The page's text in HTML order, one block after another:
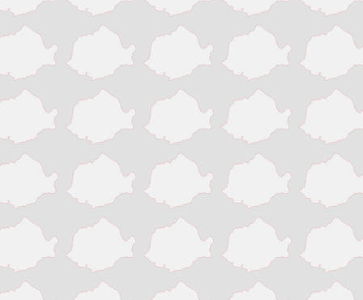
Ploiesti
Roman
Sibiu
Sighisoara
Sinaia